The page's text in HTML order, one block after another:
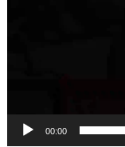
00:00